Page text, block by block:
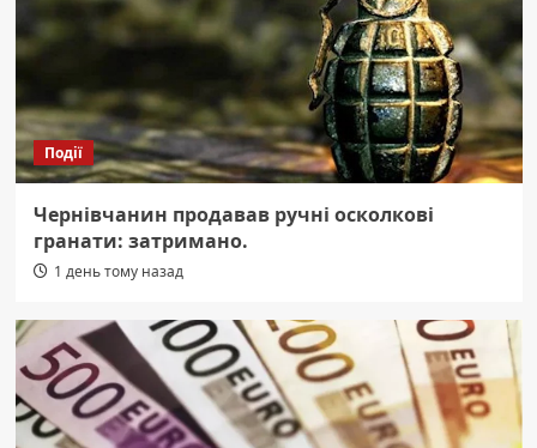
Події
Чернівчанин продавав ручні осколкові
гранати: затримано.
1 день тому назад